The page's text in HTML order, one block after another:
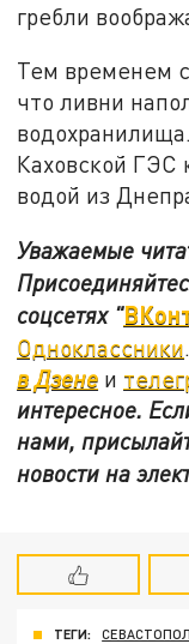
гребли
Тем временем
что ливни
Каховской ГЭС
водой из
Уважаемые
соцсетях "
Одноклассники.
в Дзене и
интересное.
нами,
новости на
ТЕГИ: